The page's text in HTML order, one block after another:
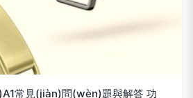
常見(jiàn)問(wèn)題與解答 功